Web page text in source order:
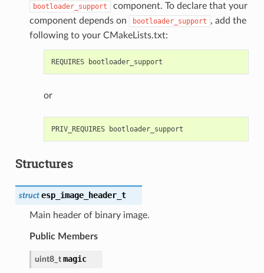
bootloader_support
component. To declare that your
component depends on
bootloader_support , add the
following to your CMakeLists.txt:
or
Structures
struct esp_image_header_t
Main header of binary image.
Public Members
uint8_t magic